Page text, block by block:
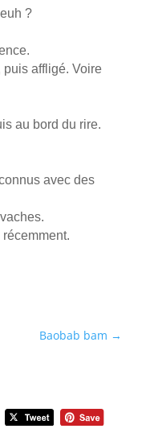
?
puis affligé. Voire
au bord du rire.
avec des
récemment.
Baobab bam →